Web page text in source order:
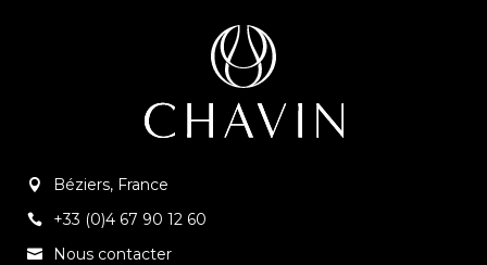
Béziers, France
+33 (0)4 67 90 12 60
Nous contacter